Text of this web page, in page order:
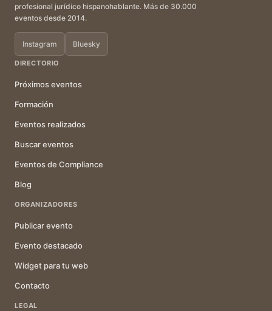
profesional jurídico hispanohablante. Más de 30.000
eventos desde 2014.
Instagram Bluesky
DIRECTORIO
Próximos eventos
Formación
Eventos realizados
Buscar eventos
Eventos de Compliance
Blog
ORGANIZADORES
Publicar evento
Evento destacado
Widget para tu web
Contacto
LEGAL